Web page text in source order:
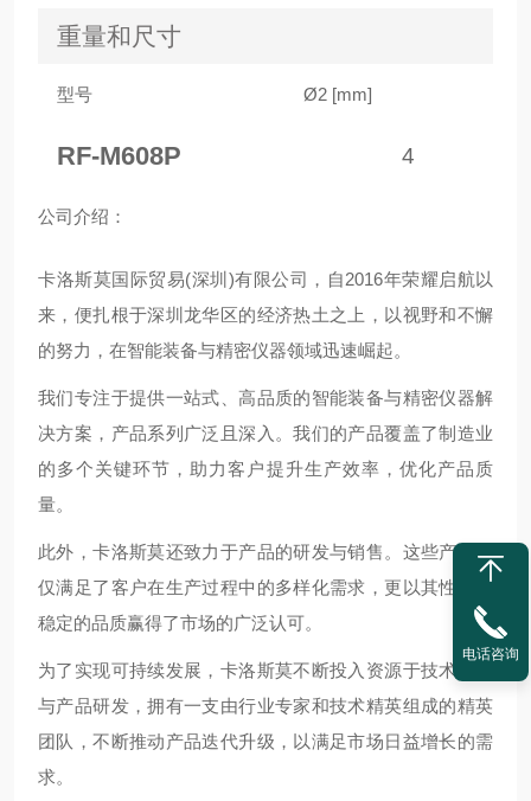
重量和尺寸
型号 Ø2 [mm]
RF-M608P 4
公司介绍：
卡洛斯莫国际贸易(深圳)有限公司，自2016年荣耀启航以
来，便扎根于深圳龙华区的经济热土之上，以视野和不懈
的努力，在智能装备与精密仪器领域迅速崛起。
我们专注于提供一站式、高品质的智能装备与精密仪器解
决方案，产品系列广泛且深入。我们的产品覆盖了制造业
的多个关键环节，助力客户提升生产效率，优化产品质
量。
此外，卡洛斯莫还致力于产品的研发与销售。这些产品不
仅满足了客户在生产过程中的多样化需求，更以其性能和
稳定的品质赢得了市场的广泛认可。
为了实现可持续发展，卡洛斯莫不断投入资源于技术创新
与产品研发，拥有一支由行业专家和技术精英组成的精英
团队，不断推动产品迭代升级，以满足市场日益增长的需
求。
电话咨询